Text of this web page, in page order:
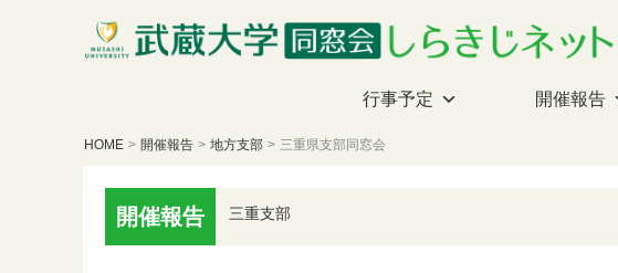
行事予定 開催報告
HOME > 開催報告 > 地方支部 > 三重県支部同窓会
開催報告 三重支部